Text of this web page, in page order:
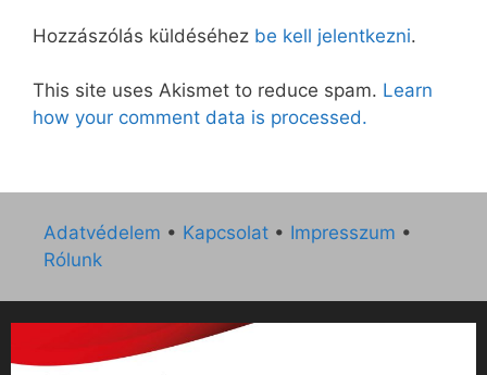
Hozzászólás küldéséhez be kell jelentkezni.
This site uses Akismet to reduce spam. Learn
how your comment data is processed.
Adatvédelem • Kapcsolat • Impresszum •
Rólunk